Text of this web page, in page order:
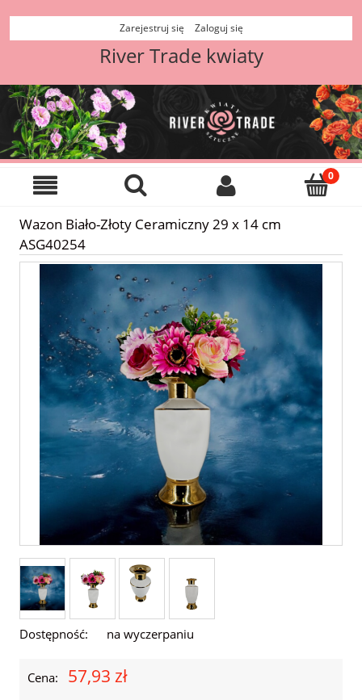
Zarejestruj się Zaloguj się
River Trade kwiaty
Wazon Biało-Złoty Ceramiczny 29 x 14 cm
ASG40254
Dostępność: na wyczerpaniu
Cena: 57,93 zł